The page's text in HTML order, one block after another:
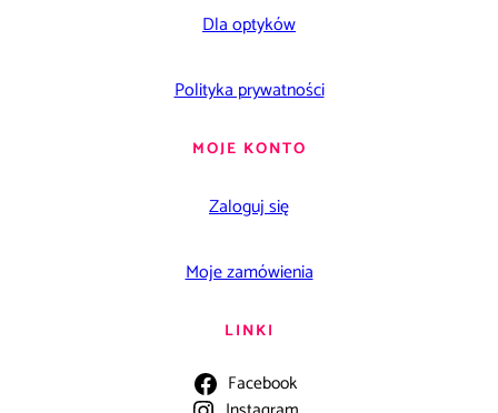
Dla optyków
Polityka prywatności
MOJE KONTO
Zaloguj się
Moje zamówienia
LINKI
Facebook